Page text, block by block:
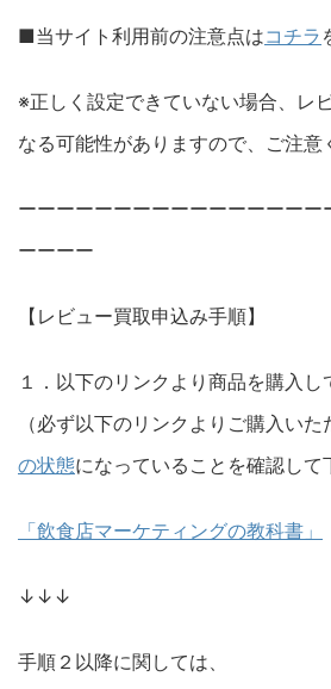
■当サイト利用前の注意点はコチラ
※正しく設定できていない場合、レ
なる可能性がありますので、ご注意
ーーーーーーーーーーーーーーーー
ーーーー
【レビュー買取申込み手順】
１．以下のリンクより商品を購入し
（必ず以下のリンクよりご購入い
の状態になっていることを確認して
「飲食店マーケティングの教科書」
↓↓↓
手順２以降に関しては、